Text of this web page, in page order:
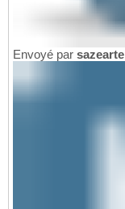
Envoyé par sazearte